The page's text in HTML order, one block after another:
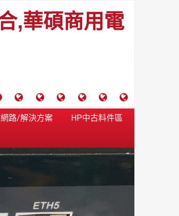
,華碩商用電
功
案
分
享
於
力
通
報
系
統
視
器
統
安
報
舍
網
大
樓
路/
中
古
件
區
團
台
中
落
路/解決方案 HP中古料件區